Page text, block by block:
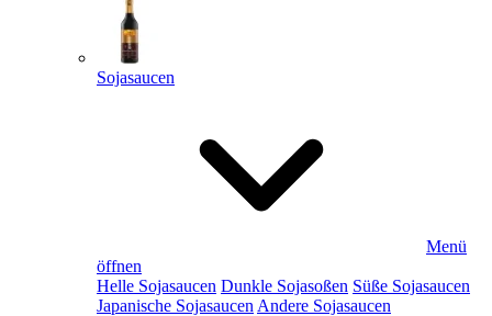
Sojasaucen
Menü
öffnen
Helle Sojasaucen Dunkle Sojasoßen Süße Sojasaucen
Japanische Sojasaucen Andere Sojasaucen